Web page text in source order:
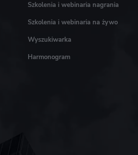
Szkolenia i webinaria nagrania
Szkolenia i webinaria na żywo
Wyszukiwarka
Harmonogram